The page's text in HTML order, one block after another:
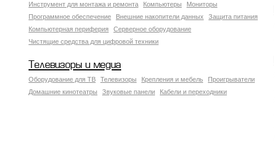
Инструмент для монтажа и ремонта Компьютеры
Мониторы
Программное обеспечение
Внешние накопители данных
Защита питания
Компьютерная периферия
Серверное оборудование
Чистящие средства для цифровой техники
Телевизоры и медиа
Оборудование для ТВ Телевизоры Крепления и мебель
Проигрыватели
Домашние кинотеатры
Звуковые панели Кабели и переходники